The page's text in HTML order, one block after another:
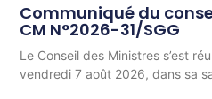
Communiqué du
CM N°2026-31/SGG
Le Conseil des Ministres s’est
vendredi 7 août 2026, dans sa